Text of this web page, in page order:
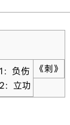
：负伤
：立功
《刺》